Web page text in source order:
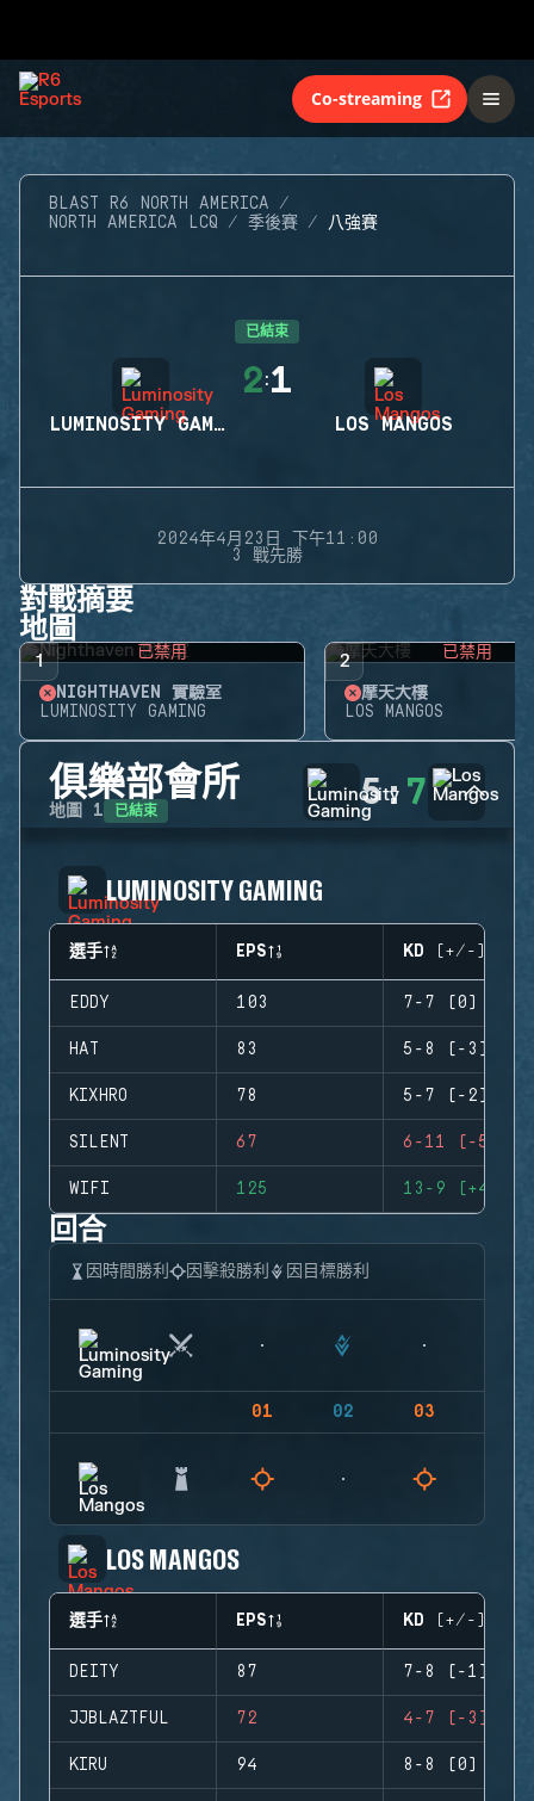
Co-streaming
BLAST R6 NORTH AMERICA
NORTH AMERICA LCQ
季後賽 八強賽
已結束
LUMINOSITY GAMING
2:1
LOS MANGOS
2024年4月23日 下午11:00
3 戰先勝
對戰摘要
地圖
1 已禁用
NIGHTHAVEN 實驗室
LUMINOSITY GAMING
2 已禁用
摩天大樓
LOS MANGOS
俱樂部會所
地圖 1 已結束 5:7
LUMINOSITY GAMING
選手 EPS KD (+/-)
EDDY 103 7-7 (0)
HAT 83 5-8 (-3)
KIXHRO 78 5-7 (-2)
SILENT 67 6-11 (-5)
WIFI 125 13-9 (+4)
回合
因時間勝利 因擊殺勝利 因目標勝利
01 02 03
LOS MANGOS
選手 EPS KD (+/-)
DEITY 87 7-8 (-1)
JJBLAZTFUL 72 4-7 (-3)
KIRU 94 8-8 (0)